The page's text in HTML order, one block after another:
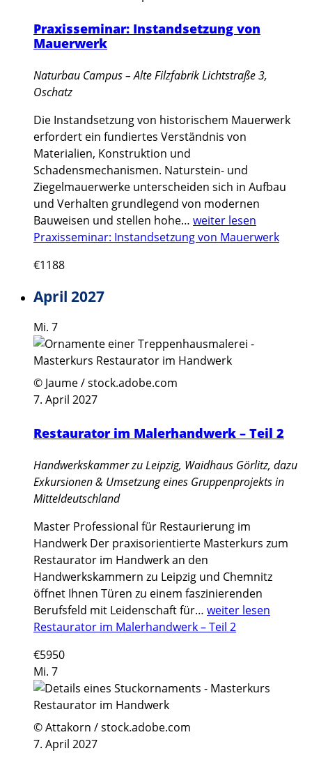
Praxisseminar: Instandsetzung von
Mauerwerk
Naturbau Campus – Alte FilzfabrikLichtstraße 3,
Oschatz
Die Instandsetzung von historischem Mauerwerk
erfordert ein fundiertes Verständnis von
Materialien, Konstruktion und
Schadensmechanismen. Naturstein- und
Ziegelmauerwerke unterscheiden sich in Aufbau
und Verhalten grundlegend von modernen
Bauweisen und stellen hohe… weiter lesen
Praxisseminar: Instandsetzung von Mauerwerk
€1188
April 2027
Mi. 7
© Jaume / stock.adobe.com
7. April 2027
Restaurator im Malerhandwerk – Teil 2
Handwerkskammer zu Leipzig, Waidhaus Görlitz, dazu
Exkursionen & Umsetzung eines Gruppenprojekts in
Mitteldeutschland
Master Professional für Restaurierung im
Handwerk Der praxisorientierte Masterkurs zum
Restaurator im Handwerk an den
Handwerkskammern zu Leipzig und Chemnitz
öffnet Ihnen Türen zu einem faszinierenden
Berufsfeld mit Leidenschaft für… weiter lesen
Restaurator im Malerhandwerk – Teil 2
€5950
Mi. 7
© Attakorn / stock.adobe.com
7. April 2027